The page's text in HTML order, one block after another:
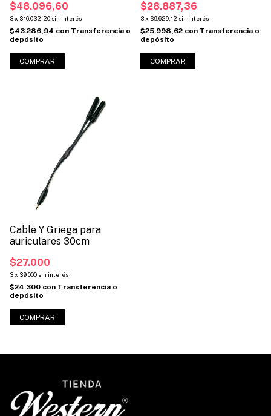
$48.096,60
3x $16.032,20 sin interés
$43.286,94 con Transferencia o
depósito
COMPRAR
$28.887,36
3x $9.629,12 sin interés
$25.998,62 con Transferencia o
depósito
COMPRAR
Cable Y Griega para
auriculares 30cm
$27.000
3x $9.000 sin interés
$24.300 con Transferencia o
depósito